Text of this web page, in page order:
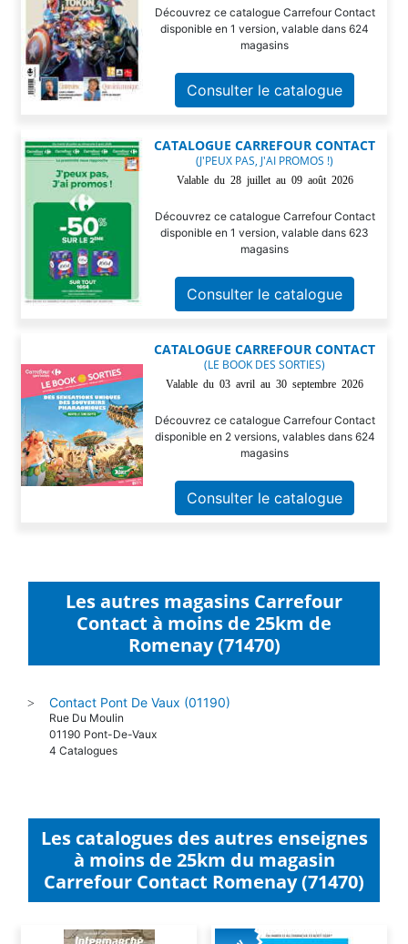
Découvrez ce catalogue Carrefour Contact
disponible en 1 version, valable dans 624
magasins
Consulter le catalogue
CATALOGUE CARREFOUR CONTACT
(J'PEUX PAS, J'AI PROMOS !)
Valable du 28 juillet au 09 août 2026
Découvrez ce catalogue Carrefour Contact
disponible en 1 version, valable dans 623
magasins
Consulter le catalogue
CATALOGUE CARREFOUR CONTACT
(LE BOOK DES SORTIES)
Valable du 03 avril au 30 septembre 2026
Découvrez ce catalogue Carrefour Contact
disponible en 2 versions, valables dans 624
magasins
Consulter le catalogue
Les autres magasins Carrefour
Contact à moins de 25km de
Romenay (71470)
> Contact Pont De Vaux (01190)
Rue Du Moulin
01190 Pont-De-Vaux
4 Catalogues
Les catalogues des autres enseignes
à moins de 25km du magasin
Carrefour Contact Romenay (71470)